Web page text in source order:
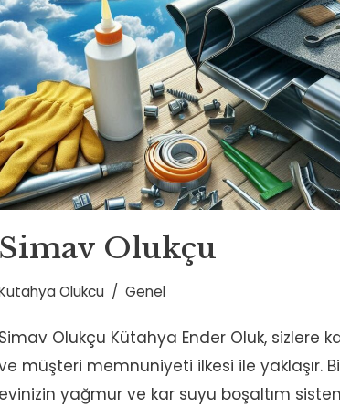
Simav Olukçu
Olukcu Genel
Simav Olukçu Kütahya Ender Oluk, sizlere
müşteri memnuniyeti ilkesi ile yaklaşır.
evinizin yağmur ve kar suyu boşaltım